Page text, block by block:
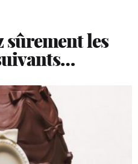
sûrement les